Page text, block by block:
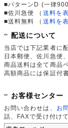
■パターンD (一律
■佐川急便
（ 送料を
■送料無料
（ 送料を
配送について
当店では下記業者に
日本郵便、佐川急便
商品送料は全て商品
高額商品には保証付
お客様センター
お問い合わせは、 お
話、FAXで受け付け